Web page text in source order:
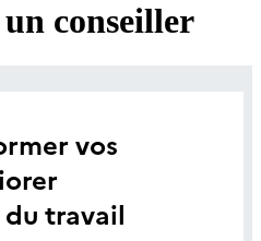
conseiller